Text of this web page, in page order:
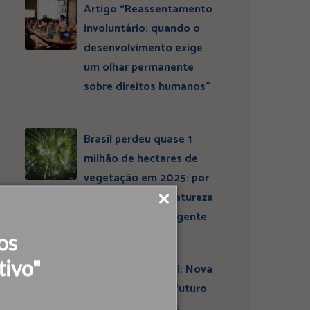
Artigo “Reassentamento
involuntário: quando o
desenvolvimento exige
um olhar permanente
sobre direitos humanos”
Brasil perdeu quase 1
milhão de hectares de
vegetação em 2025: por
que conservar a natureza
continua sendo urgente
Entrevista ESBrasil: Nova
liderança projeta futuro